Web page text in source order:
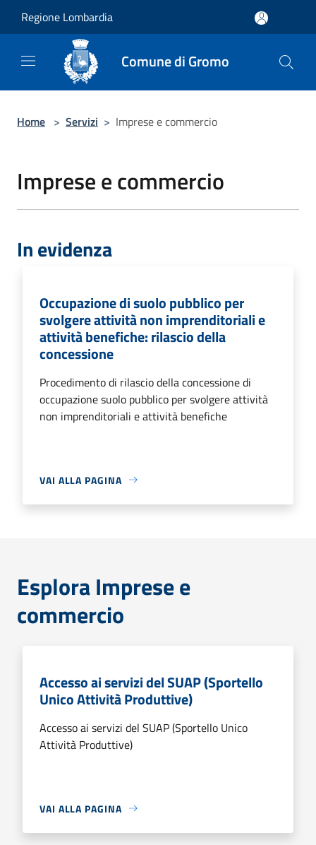
Regione Lombardia
Comune di Gromo
Home > Servizi > Imprese e commercio
Imprese e commercio
In evidenza
Occupazione di suolo pubblico per
svolgere attività non imprenditoriali e
attività benefiche: rilascio della
concessione
Procedimento di rilascio della concessione di
occupazione suolo pubblico per svolgere attività
non imprenditoriali e attività benefiche
VAI ALLA PAGINA
Esplora Imprese e
commercio
Accesso ai servizi del SUAP (Sportello
Unico Attività Produttive)
Accesso ai servizi del SUAP (Sportello Unico
Attività Produttive)
VAI ALLA PAGINA